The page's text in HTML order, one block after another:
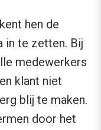
hen de
in te zetten. Bij
medewerkers
klant niet
blij te maken.
door het